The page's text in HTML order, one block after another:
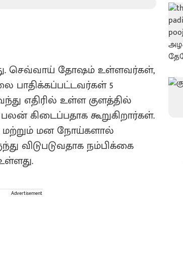
செவ்வாய் தோஷம் உள்ளவர்கள்,
பாதிக்கப்பட்டவர்கள் 5
எதிரில் உள்ள குளத்தில்
கிடைப்பதாக கூறுகிறார்கள்.
மற்றும் மன நோய்களால்
விடுபடுவதாக நம்பிக்கை
Advertisement